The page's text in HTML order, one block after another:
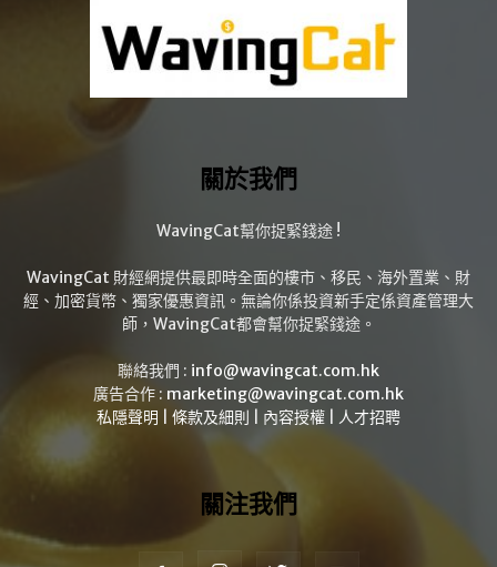
關於我們
WavingCat幫你捉緊錢途 !
WavingCat 財經網提供最即時全面的樓市、移民、海外置業、財
經、加密貨幣、獨家優惠資訊。無論你係投資新手定係資產管理大
師，WavingCat都會幫你捉緊錢途。
聯絡我們 : info@wavingcat.com.hk
廣告合作 : marketing@wavingcat.com.hk
私隱聲明
條款及細則 內容授權 人才招聘
關注我們